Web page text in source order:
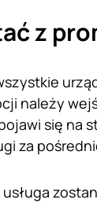
z
należy
się na
za